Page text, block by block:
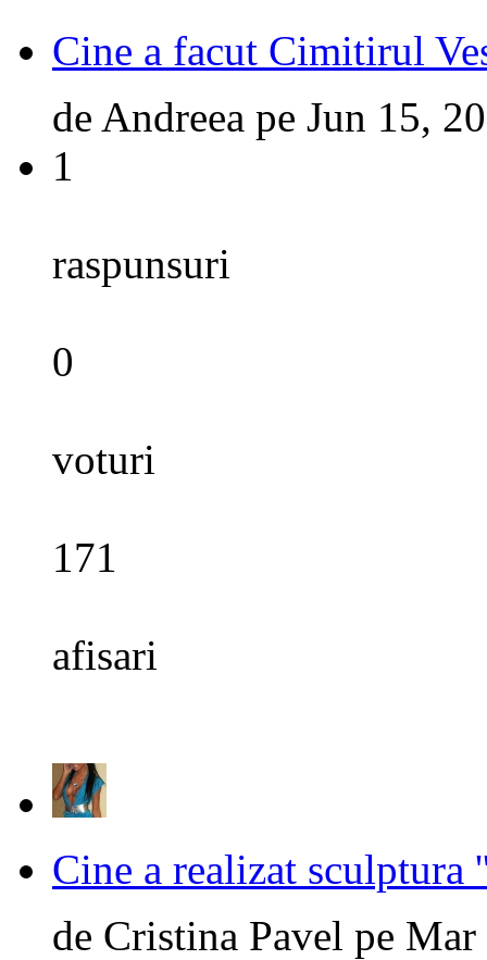
Cine a facut Cimitirul
de Andreea pe Jun 15,
1
raspunsuri
0
voturi
171
afisari
Cine a realizat
de Cristina Pavel pe Mar